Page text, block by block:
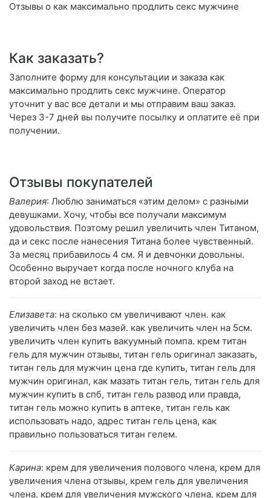
Отзывы о как максимально продлить секс мужчине
Как заказать?
Заполните форму для консультации и заказа как
максимально продлить секс мужчине. Оператор
уточнит у вас все детали и мы отправим ваш заказ.
Через 3-7 дней вы получите посылку и оплатите её при
получении.
Отзывы покупателей
Валерия: Люблю заниматься «этим делом» с разными
девушками. Хочу, чтобы все получали максимум
удовольствия. Поэтому решил увеличить член Титаном,
да и секс после нанесения Титана более чувственный.
За месяц прибавилось 4 см. Я и девчонки довольны.
Особенно выручает когда после ночного клуба на
второй заход не встает.
Елизавета: на сколько см увеличивают член. как
увеличить член без мазей. как увеличить член на 5см.
увеличить член купить вакуумный помпа. крем титан
гель для мужчин отзывы, титан гель оригинал заказать,
титан гель для мужчин цена где купить, титан гель для
мужчин оригинал, как мазать титан гель, титан гель для
мужчин купить в спб, титан гель развод или правда,
титан гель можно купить в аптеке, титан гель как
использовать надо, адрес титан гель цена, как
правильно пользоваться титан гелем.
Карина: крем для увеличения полового члена, крем для
увеличения члена отзывы, крем гель для увеличения
члена, крем для увеличения мужского члена, крем для